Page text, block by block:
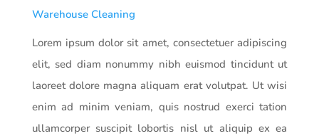
Warehouse Cleaning
Lorem ipsum dolor sit amet, consectetuer adipiscing
elit, sed diam nonummy nibh euismod tincidunt ut
laoreet dolore magna aliquam erat volutpat. Ut wisi
enim ad minim veniam, quis nostrud exerci tation
ullamcorper suscipit lobortis nisl ut aliquip ex ea